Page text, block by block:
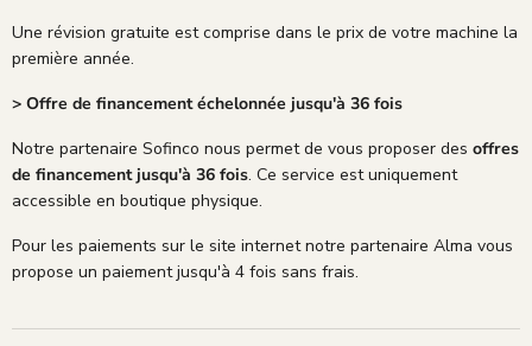
Une révision gratuite est comprise dans le prix de votre machine la
première année.
> Offre de financement échelonnée jusqu'à 36 fois
Notre partenaire Sofinco nous permet de vous proposer des offres
de financement jusqu'à 36 fois. Ce service est uniquement
accessible en boutique physique.
Pour les paiements sur le site internet notre partenaire Alma vous
propose un paiement jusqu'à 4 fois sans frais.